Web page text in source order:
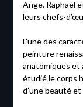
Ange, Raphaël
leurs chefs-
L’une des
peinture
anatomiques et
étudié le corps
d’une beauté